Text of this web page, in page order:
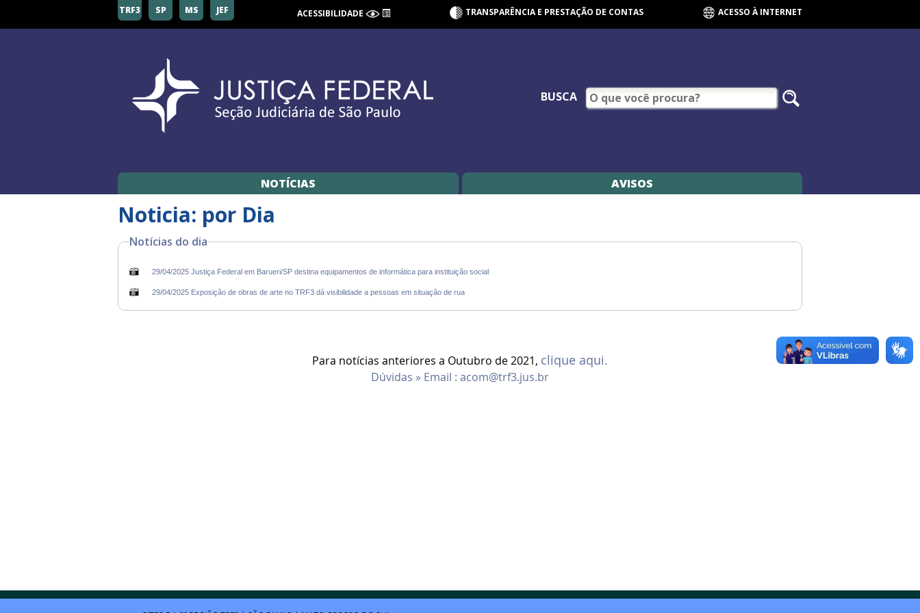
TRF3 SP MS JEF ACESSIBILIDADE TRANSPARÊNCIA E PRESTAÇÃO DE CONTAS ACESSO À INTERNET
BUSCA
NOTÍCIAS AVISOS
Noticia: por Dia
Notícias do dia
29/04/2025 Justiça Federal em Barueri/SP destina equipamentos de informática para instituição social
29/04/2025 Exposição de obras de arte no TRF3 dá visibilidade a pessoas em situação de rua
Para notícias anteriores a Outubro de 2021, clique aqui.
Dúvidas » Email : acom@trf3.jus.br